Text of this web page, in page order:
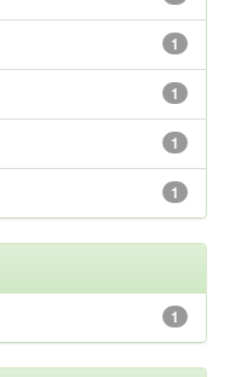
1
1
1
1
1